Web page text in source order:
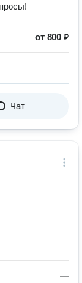
от 800 ₽
Чат
—